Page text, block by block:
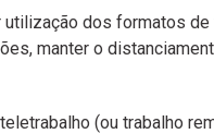
dos formatos
manter o
(ou trabalho